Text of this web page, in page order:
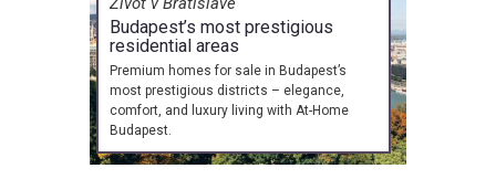
Budapest’s most prestigious
residential areas
Premium homes for sale in Budapest’s
most prestigious districts – elegance,
comfort, and luxury living with At-Home
Budapest.